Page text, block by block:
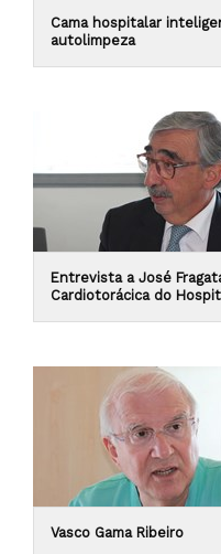
Cama hospitalar
autolimpeza
Entrevista a José
Cardiotorácica do
Vasco Gama Ribeiro